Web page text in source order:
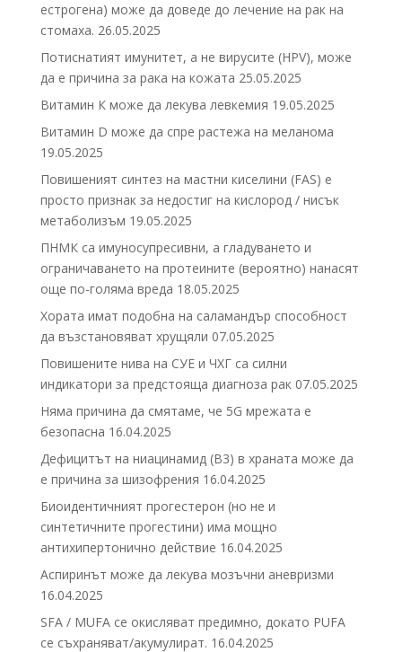
естрогена) може да доведе до лечение на рак на
стомаха. 26.05.2025
Потиснатият имунитет, а не вирусите (HPV), може
да е причина за рака на кожата 25.05.2025
Витамин К може да лекува левкемия 19.05.2025
Витамин D може да спре растежа на меланома
19.05.2025
Повишеният синтез на мастни киселини (FAS) е
просто признак за недостиг на кислород / нисък
метаболизъм 19.05.2025
ПНМК са имуносупресивни, а гладуването и
ограничаването на протеините (вероятно) нанасят
още по-голяма вреда 18.05.2025
Хората имат подобна на саламандър способност
да възстановяват хрущяли 07.05.2025
Повишените нива на СУЕ и ЧХГ са силни
индикатори за предстояща диагноза рак 07.05.2025
Няма причина да смятаме, че 5G мрежата е
безопасна 16.04.2025
Дефицитът на ниацинамид (В3) в храната може да
е причина за шизофрения 16.04.2025
Биоидентичният прогестерон (но не и
синтетичните прогестини) има мощно
антихипертонично действие 16.04.2025
Аспиринът може да лекува мозъчни аневризми
16.04.2025
SFA / MUFA се окисляват предимно, докато PUFA
се съхраняват/акумулират. 16.04.2025